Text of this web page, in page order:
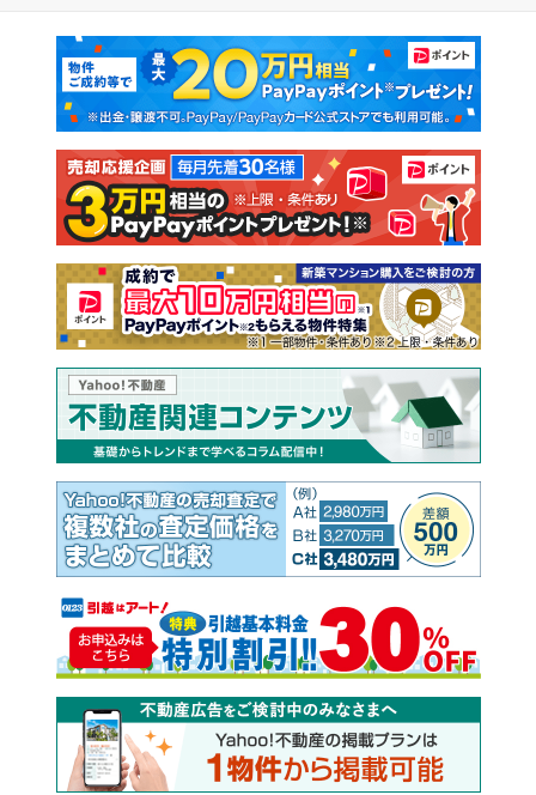
新築マンション 中古マンション
新築一戸建て 中古一戸建て
注文住宅 土地
売却査定
マンションカタログ 教えて！住まいの先生